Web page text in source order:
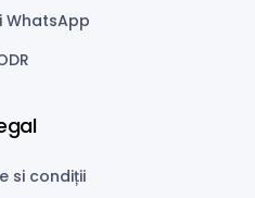
WhatsApp
si condiții